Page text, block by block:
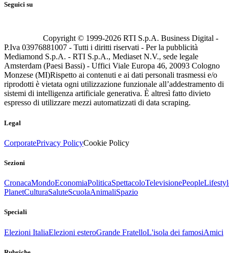
Seguici su
Copyright © 1999-2026 RTI S.p.A. Business Digital -
P.Iva 03976881007 - Tutti i diritti riservati - Per la pubblicità
Mediamond S.p.A. - RTI S.p.A., Mediaset N.V., sede legale
Amsterdam (Paesi Bassi) - Uffici Viale Europa 46, 20093 Cologno
Monzese (MI)Rispetto ai contenuti e ai dati personali trasmessi e/o
riprodotti è vietata ogni utilizzazione funzionale all’addestramento di
sistemi di intelligenza artificiale generativa. È altresì fatto divieto
espresso di utilizzare mezzi automatizzati di data scraping.
Legal
CorporatePrivacy PolicyCookie Policy
Sezioni
CronacaMondoEconomiaPoliticaSpettacoloTelevisionePeople
PlanetCulturaSaluteScuolaAnimaliSpazio
Speciali
Elezioni ItaliaElezioni esteroGrande FratelloL'isola dei famosiAmici